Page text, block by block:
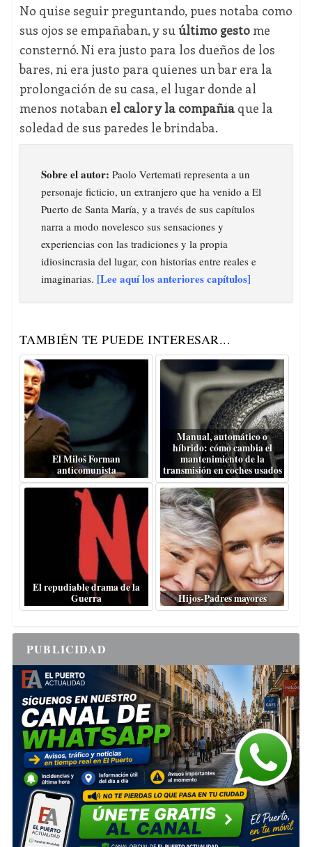
No quise seguir preguntando, pues notaba como
sus ojos se empañaban, y suúltimo gestome
consternó. Ni era justo para los dueños de los
bares, ni era justo para quienes un bar era la
prolongación de su casa, el lugar donde al
menos notaban el calor y la compañía que la
soledad de sus paredes le brindaba.
Sobre el autor: Paolo Vertemati representa a un
personaje ficticio, un extranjero que ha venido a El
Puerto de Santa María, y a través de sus capítulos
narra a modo novelesco sus sensaciones y
experiencias con las tradiciones y la propia
idiosincrasia del lugar, con historias entre reales e
imaginarias. [Lee aquí los anteriores capítulos]
TAMBIÉN TE PUEDE INTERESAR...
El Miloš Forman
anticomunista
Manual, automático o
híbrido: cómo cambia el
mantenimiento de la
transmisión en coches usados
El repudiable drama de la
Guerra
Hijos-Padres mayores
PUBLICIDAD